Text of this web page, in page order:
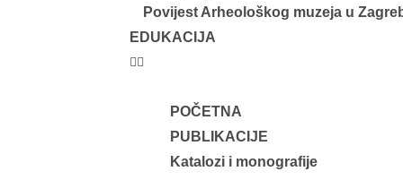
Povijest Arheološkog muzeja u
EDUKACIJA
POČETNA
PUBLIKACIJE
Katalozi i monografije